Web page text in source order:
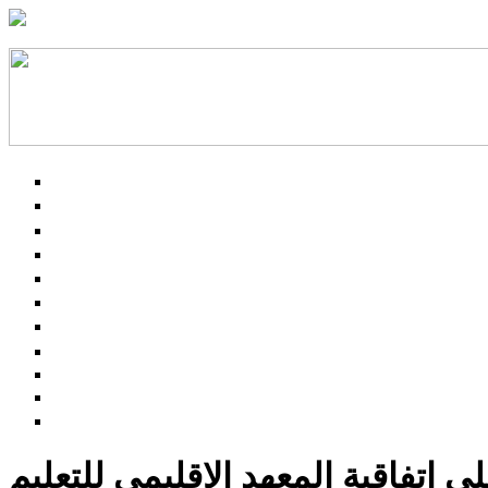
اتفاقية المعهد الإقليمي للتعليم